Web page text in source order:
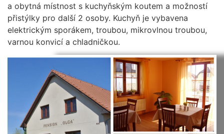
a obytná místnost s kuchyňským koutem a možností
přistýlky pro další 2 osoby. Kuchyň je vybavena
elektrickým sporákem, troubou, mikrovlnou troubou,
varnou konvicí a chladničkou.